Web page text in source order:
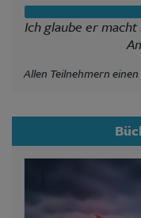
Ich glaube er
Allen Teilnehmern